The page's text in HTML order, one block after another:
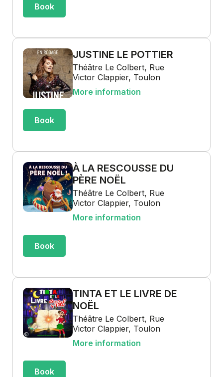
Book
JUSTINE LE POTTIER
Théâtre Le Colbert, Rue
Victor Clappier, Toulon
More information
Book
À LA RESCOUSSE DU
PÈRE NOËL
Théâtre Le Colbert, Rue
Victor Clappier, Toulon
More information
Book
TINTA ET LE LIVRE DE
NOËL
Théâtre Le Colbert, Rue
Victor Clappier, Toulon
More information
Book